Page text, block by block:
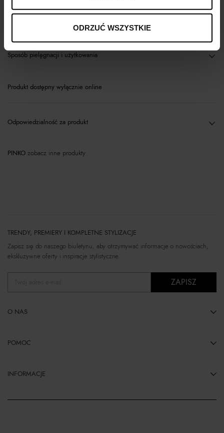
ODRZUĆ WSZYSTKIE
Sposób pielęgnacji i użytkowania
Produkt dostępny wyłącznie online
Odpowiedzialność za produkt
PINKO zobacz inne produkty
TRENDY, PREMIERY I KOMPLETNE STYLIZACJE
Zapisz się do naszego biuletynu, aby otrzymywać informacje o nowościach,
ekskluzywne oferty i inspiracje stylistyczne.
ZAPISZ
O NAS
POMOC
INFORMACJE